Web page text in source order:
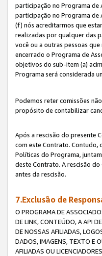
participação no Programa de
participação no Programa de
(f) nós acreditarmos que
realizadas por qualquer das
você ou a outras pessoas
encerrado o Programa de
objetivos do sub-item (a)
Programa será considerada
Podemos reter comissões
propósito de contabilizar
Após a rescisão do presente
com este Contrato. Contudo,
Políticas do Programa,
deste Contrato. A rescisão
antes da rescisão.
7.Exclusão de
O PROGRAMA DE
DE LINK, CONTEÚDO, A API
DE NOSSAS AFILIADAS,
DADOS, IMAGENS, TEXTO E
AFILIADAS OU